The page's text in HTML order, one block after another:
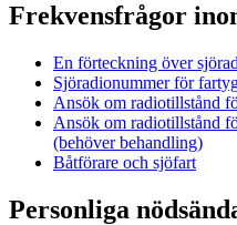
Frekvensfrågor
En förteckning över
Sjöradionummer för
Ansök om radiotillstånd
Ansök om radiotillstånd
(behöver behandling)
Båtförare och sjöfart
Personliga